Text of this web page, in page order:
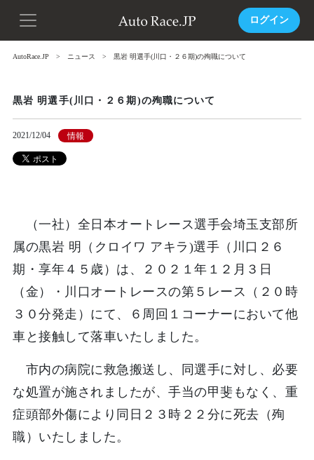
ログイン
AutoRace.JP ニュース 黒岩 明選手(川口・２６期)の殉職について
黒岩 明選手(川口・２６期)の殉職について
2021/12/04 情報
（一社）全日本オートレース選手会埼玉支部所
属の黒岩 明（クロイワ アキラ)選手（川口２６
期・享年４５歳）は、２０２１年１２月３日
（金）・川口オートレースの第５レース（２０時
３０分発走）にて、６周回１コーナーにおいて他
車と接触して落車いたしました。
市内の病院に救急搬送し、同選手に対し、必要
な処置が施されましたが、手当の甲斐もなく、重
症頭部外傷により同日２３時２２分に死去（殉
職）いたしました。